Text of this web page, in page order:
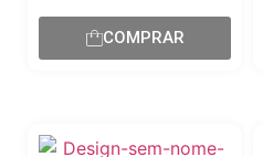
COMPRAR